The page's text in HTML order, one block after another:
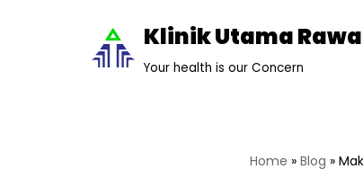
Klinik Utama
Your health is our Concern
Home » Blog »